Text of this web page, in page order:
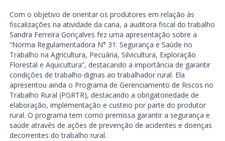
Com o objetivo de orientar os produtores em relação às
fiscalizações na atividade da cana, a auditora fiscal do trabalho
Sandra Ferreira Gonçalves fez uma apresentação sobre a
“Norma Regulamentadora N° 31: Segurança e Saúde no
Trabalho na Agricultura, Pecuária, Silvicultura, Exploração
Florestal e Aquicultura”, destacando a importância de garantir
condições de trabalho dignas ao trabalhador rural. Ela
apresentou ainda o Programa de Gerenciamento de Riscos no
Trabalho Rural (PGRTR), destacando a obrigatoriedade de
elaboração, implementação e custeio por parte do produtor
rural. O programa tem como premissa garantir a segurança e
saúde através de ações de prevenção de acidentes e doenças
decorrentes do trabalho rural.